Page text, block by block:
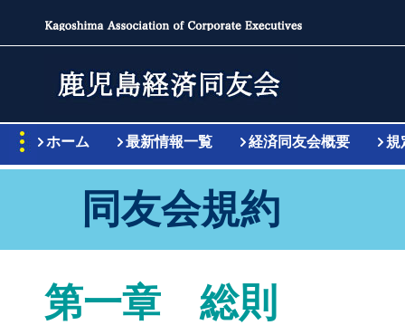
ホーム 最新情報一覧 経済同友会概要 規
同友会規約
第一章 総則